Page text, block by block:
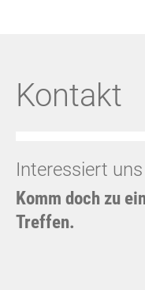
Kontakt
Interessiert
Komm doch zu
Treffen.